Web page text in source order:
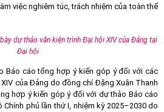
việc nghiêm túc, trách nhiệm của toàn thể
dự thảo văn kiện trình Đại hội XIV của Đảng tại
Đại hội
Báo cáo tổng hợp ý kiến góp ý đối với các
của Đảng do đồng chí Đặng Xuân Thanh
hợp ý kiến góp ý đối với dự thảo Báo cáo
phủ lần thứ I, nhiệm kỳ 2025–2030 do